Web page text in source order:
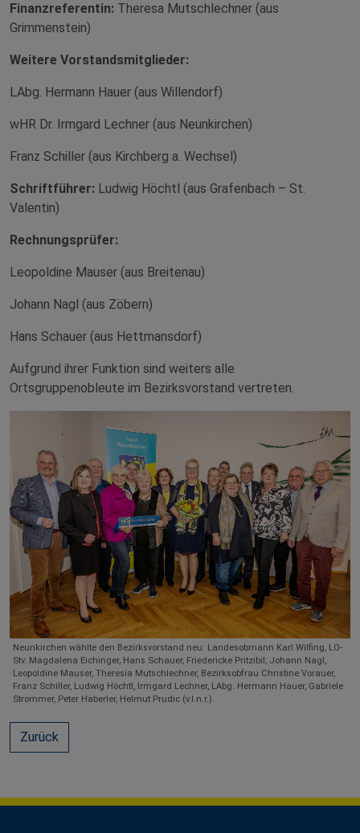
Finanzreferentin: Theresa Mutschlechner (aus
Grimmenstein)
Weitere Vorstandsmitglieder:
LAbg. Hermann Hauer (aus Willendorf)
wHR Dr. Irmgard Lechner (aus Neunkirchen)
Franz Schiller (aus Kirchberg a. Wechsel)
Schriftführer: Ludwig Höchtl (aus Grafenbach – St.
Valentin)
Rechnungsprüfer:
Leopoldine Mauser (aus Breitenau)
Johann Nagl (aus Zöbern)
Hans Schauer (aus Hettmansdorf)
Aufgrund ihrer Funktion sind weiters alle
Ortsgruppenobleute im Bezirksvorstand vertreten.
Neunkirchen wählte den Bezirksvorstand neu: Landesobmann Karl Wilfing, LO-
Stv. Magdalena Eichinger, Hans Schauer, Friedericke Pritzibil, Johann Nagl,
Leopoldine Mauser, Theresia Mutschlechner, Bezirksobfrau Christine Vorauer,
Franz Schiller, Ludwig Höchtl, Irmgard Lechner, LAbg. Hermann Hauer, Gabriele
Strommer, Peter Haberler, Helmut Prudic (v.l.n.r.).
Zurück